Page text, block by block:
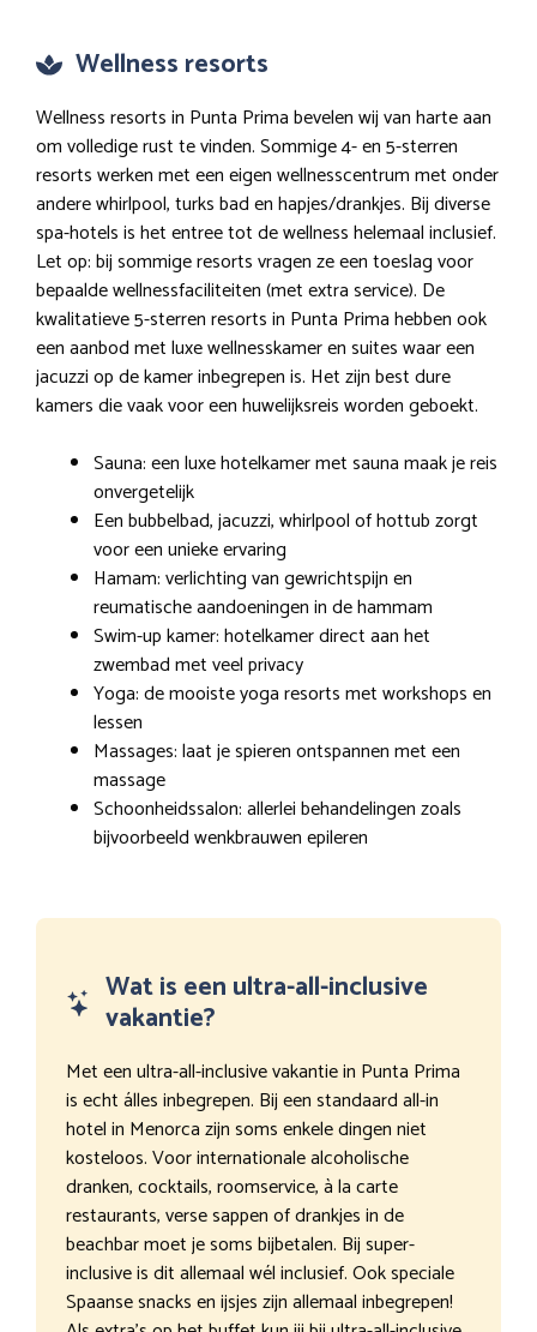
Wellness resorts
Wellness resorts in Punta Prima bevelen wij van harte aan
om volledige rust te vinden. Sommige 4- en 5-sterren
resorts werken met een eigen wellnesscentrum met onder
andere whirlpool, turks bad en hapjes/drankjes. Bij diverse
spa-hotels is het entree tot de wellness helemaal inclusief.
Let op: bij sommige resorts vragen ze een toeslag voor
bepaalde wellnessfaciliteiten (met extra service). De
kwalitatieve 5-sterren resorts in Punta Prima hebben ook
een aanbod met luxe wellnesskamer en suites waar een
jacuzzi op de kamer inbegrepen is. Het zijn best dure
kamers die vaak voor een huwelijksreis worden geboekt.
Sauna: een luxe hotelkamer met sauna maak je reis
onvergetelijk
Een bubbelbad, jacuzzi, whirlpool of hottub zorgt
voor een unieke ervaring
Hamam: verlichting van gewrichtspijn en
reumatische aandoeningen in de hammam
Swim-up kamer: hotelkamer direct aan het
zwembad met veel privacy
Yoga: de mooiste yoga resorts met workshops en
lessen
Massages: laat je spieren ontspannen met een
massage
Schoonheidssalon: allerlei behandelingen zoals
bijvoorbeeld wenkbrauwen epileren
Wat is een ultra-all-inclusive
vakantie?
Met een ultra-all-inclusive vakantie in Punta Prima
is echt álles inbegrepen. Bij een standaard all-in
hotel in Menorca zijn soms enkele dingen niet
kosteloos. Voor internationale alcoholische
dranken, cocktails, roomservice, à la carte
restaurants, verse sappen of drankjes in de
beachbar moet je soms bijbetalen. Bij super-
inclusive is dit allemaal wél inclusief. Ook speciale
Spaanse snacks en ijsjes zijn allemaal inbegrepen!